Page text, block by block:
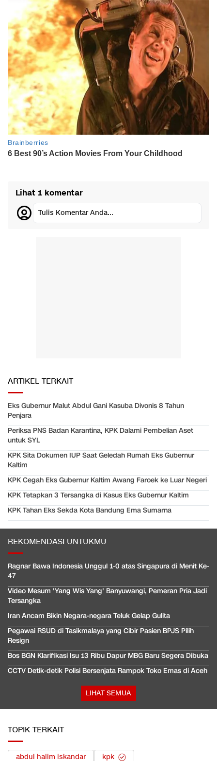
Lihat 1 komentar
Tulis Komentar Anda...
ARTIKEL TERKAIT
Eks Gubernur Malut Abdul Gani Kasuba Divonis 8 Tahun
Penjara
Periksa PNS Badan Karantina, KPK Dalami Pembelian Aset
untuk SYL
KPK Sita Dokumen IUP Saat Geledah Rumah Eks Gubernur
Kaltim
KPK Cegah Eks Gubernur Kaltim Awang Faroek ke Luar Negeri
KPK Tetapkan 3 Tersangka di Kasus Eks Gubernur Kaltim
KPK Tahan Eks Sekda Kota Bandung Ema Sumarna
REKOMENDASI UNTUKMU
Ragnar Bawa Indonesia Unggul 1-0 atas Singapura di Menit Ke-
47
Video Mesum 'Yang Wis Yang' Banyuwangi, Pemeran Pria Jadi
Tersangka
Iran Ancam Bikin Negara-negara Teluk Gelap Gulita
Pegawai RSUD di Tasikmalaya yang Cibir Pasien BPJS Pilih
Resign
Bos BGN Klarifikasi Isu 13 Ribu Dapur MBG Baru Segera Dibuka
CCTV Detik-detik Polisi Bersenjata Rampok Toko Emas di Aceh
LIHAT SEMUA
TOPIK TERKAIT
abdul halim iskandar
kpk